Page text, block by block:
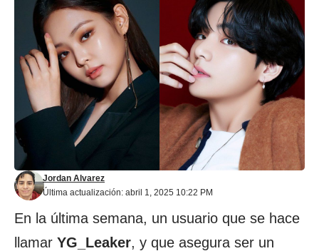
Última actualización: abril 1, 2025 10:22 PM
Jordan Alvarez
En la última semana, un usuario que se hace
llamar YG_Leaker, y que asegura ser un